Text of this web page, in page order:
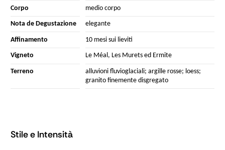
Corpo medio corpo
Nota de Degustazione elegante
Affinamento 10 mesi sui lieviti
Vigneto Le Méal, Les Murets ed Ermite
Terreno
alluvioni fluvioglaciali; argille rosse; loess;
granito finemente disgregato
Stile e Intensità